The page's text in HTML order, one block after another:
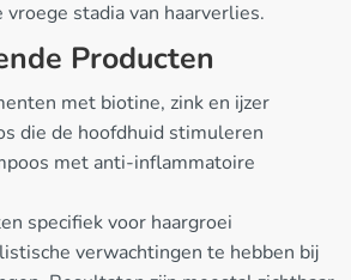
stadia van haarverlies.
Producten
met biotine, zink en ijzer
die de hoofdhuid stimuleren
met anti-inflammatoire
specifiek voor haargroei
verwachtingen te hebben bij